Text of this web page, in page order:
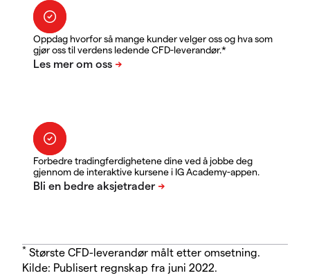
Oppdag hvorfor så mange kunder velger oss og hva som
gjør oss til verdens ledende CFD-leverandør.*
Forbedre tradingferdighetene dine ved å jobbe deg
gjennom de interaktive kursene i IG Academy-appen.
* Største CFD-leverandør målt etter omsetning.
Kilde: Publisert regnskap fra juni 2022.